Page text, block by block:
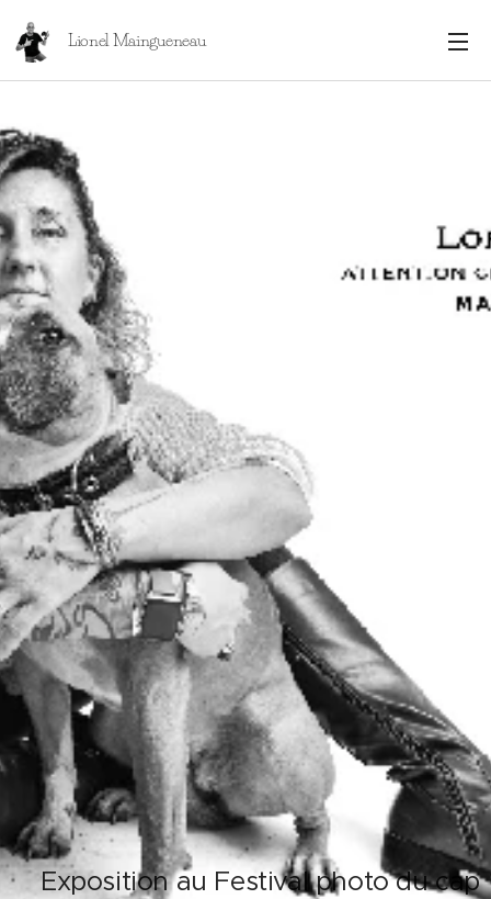
Lionel Maingueneau
Exposition au Festival photo du cap